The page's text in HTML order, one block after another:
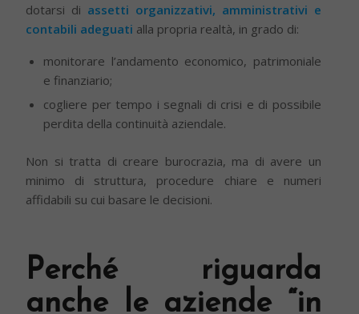
dotarsi di assetti organizzativi, amministrativi e
contabili adeguati alla propria realtà, in grado di:
monitorare l’andamento economico, patrimoniale
e finanziario;
cogliere per tempo i segnali di crisi e di possibile
perdita della continuità aziendale.
Non si tratta di creare burocrazia, ma di avere un
minimo di struttura, procedure chiare e numeri
affidabili su cui basare le decisioni.
Perché riguarda
anche le aziende “in